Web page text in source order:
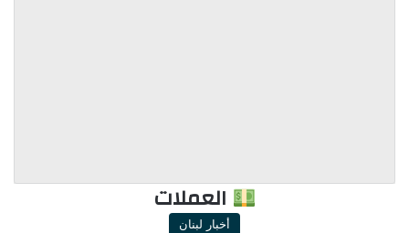
العملات
أخبار لبنان